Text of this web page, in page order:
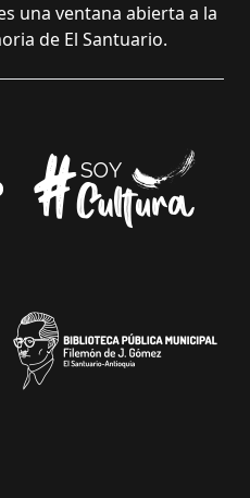
una ventana abierta a la
de El Santuario.